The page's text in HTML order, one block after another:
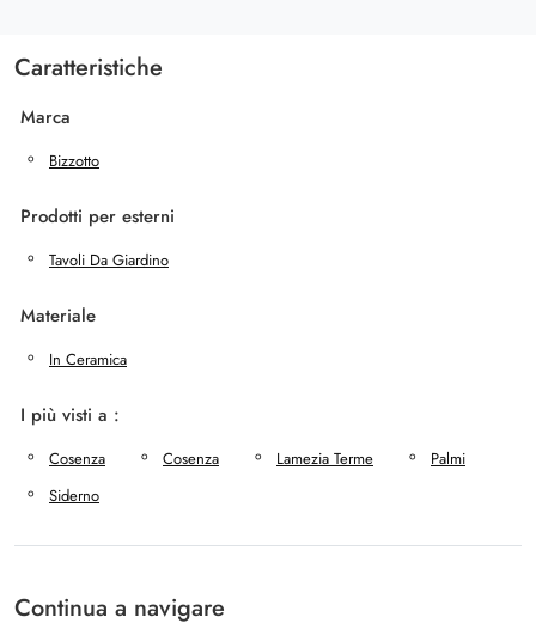
Caratteristiche
Marca
Bizzotto
Prodotti per esterni
Tavoli Da Giardino
Materiale
In Ceramica
I più visti a :
Cosenza Cosenza Lamezia Terme
Palmi
Siderno
Continua a navigare